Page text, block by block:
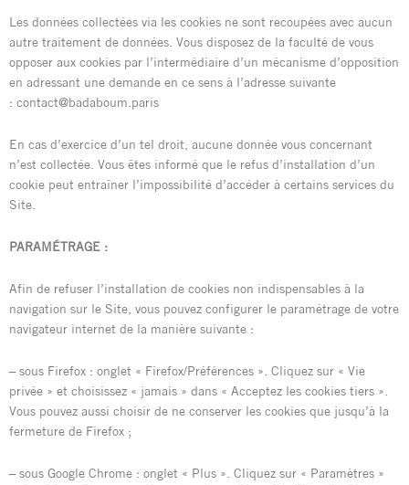
Les données collectées via les cookies ne sont recoupées avec aucun
autre traitement de données. Vous disposez de la faculté de vous
opposer aux cookies par l’intermédiaire d’un mécanisme d’opposition
en adressant une demande en ce sens à l’adresse suivante
: contact@badaboum.paris
En cas d’exercice d’un tel droit, aucune donnée vous concernant
n’est collectée. Vous êtes informé que le refus d’installation d’un
cookie peut entraîner l’impossibilité d’accéder à certains services du
Site.
PARAMÉTRAGE :
Afin de refuser l’installation de cookies non indispensables à la
navigation sur le Site, vous pouvez configurer le paramétrage de votre
navigateur internet de la manière suivante :
– sous Firefox : onglet « Firefox/Préférences ». Cliquez sur « Vie
privée » et choisissez « jamais » dans « Acceptez les cookies tiers ».
Vous pouvez aussi choisir de ne conserver les cookies que jusqu’à la
fermeture de Firefox ;
– sous Google Chrome : onglet « Plus ». Cliquez sur « Paramètres »